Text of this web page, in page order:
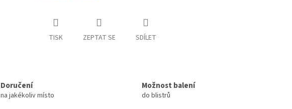
TISK ZEPTAT SE SDÍLET
Doručení
na jakékoliv místo
Možnost balení
do blistrů